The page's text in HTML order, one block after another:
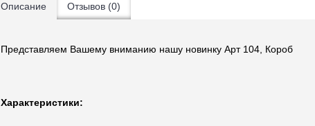
Описание Отзывов (0)
Представляем Вашему вниманию нашу новинку Арт 104, Короб
Характеристики: